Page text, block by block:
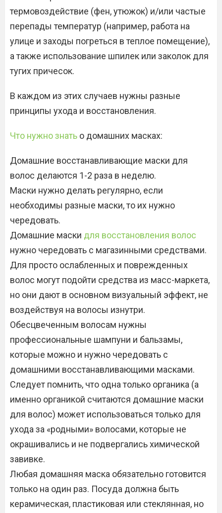
термовоздействие (фен, утюжок) и/или частые
перепады температур (например, работа на
улице и заходы погреться в теплое помещение),
а также использование шпилек или заколок для
тугих причесок.
В каждом из этих случаев нужны разные
принципы ухода и восстановления.
Что нужно знать о домашних масках:
Домашние восстанавливающие маски для
волос делаются 1-2 раза в неделю.
Маски нужно делать регулярно, если
необходимы разные маски, то их нужно
чередовать.
Домашние маски для восстановления волос
нужно чередовать с магазинными средствами.
Для просто ослабленных и поврежденных
волос могут подойти средства из масс-маркета,
но они дают в основном визуальный эффект, не
воздействуя на волосы изнутри.
Обесцвеченным волосам нужны
профессиональные шампуни и бальзамы,
которые можно и нужно чередовать с
домашними восстанавливающими масками.
Следует помнить, что одна только органика (а
именно органикой считаются домашние маски
для волос) может использоваться только для
ухода за «родными» волосами, которые не
окрашивались и не подвергались химической
завивке.
Любая домашняя маска обязательно готовится
только на один раз. Посуда должна быть
керамическая, пластиковая или стеклянная, но